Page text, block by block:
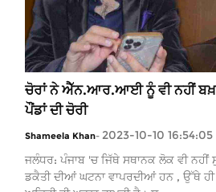
ਚੋਰਾਂ ਨੇ ਐੱਨ.ਆਰ.ਆਈ ਨੂੰ ਵੀ ਨਹੀਂ
ਪੌਂਡਾਂ ਦੀ ਚੋਰੀ
Shameela Khan- 2023-10-10 16:54:05
ਜਲੰਧਰ: ਪੰਜਾਬ 'ਚ ਜਿੱਥੇ ਸਥਾਨਕ ਲੋਕ ਵੀ
ਡਕੈਤੀ ਦੀਆਂ ਘਟਨਾ ਵਾਪਰਦੀਆਂ ਹਨ , ਉੱਥੇ